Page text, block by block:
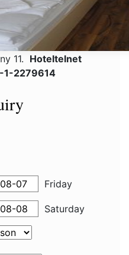
11. Hoteltelnet
1-2279614
Friday
Saturday